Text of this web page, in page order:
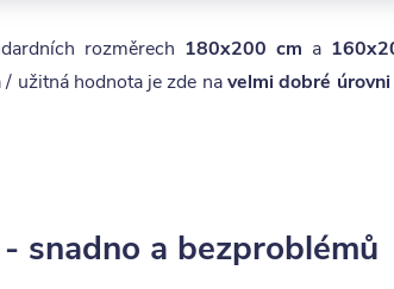
rozměrech 180x200 cm a
užitná hodnota je zde navelmi dobré úrovni
snadno a bezproblémů